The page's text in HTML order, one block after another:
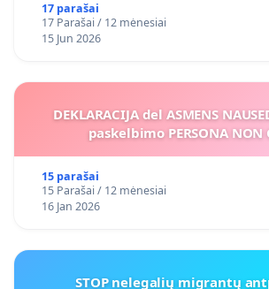
17 parašai
17 Parašai / 12 mėnesiai
15 Jun 2026
DEKLARACIJA del ASMENS
paskelbimo PERSONA NON
15 parašai
15 Parašai / 12 mėnesiai
16 Jan 2026
STOP nelegalių migrantų